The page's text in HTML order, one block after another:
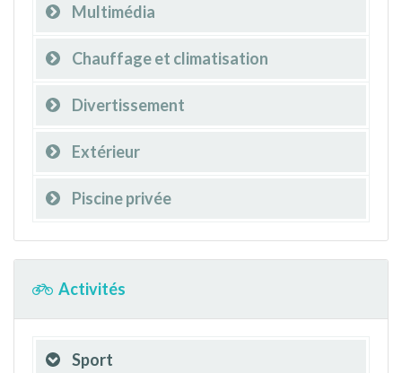
Multimédia
Chauffage et climatisation
Divertissement
Extérieur
Piscine privée
Activités
Sport